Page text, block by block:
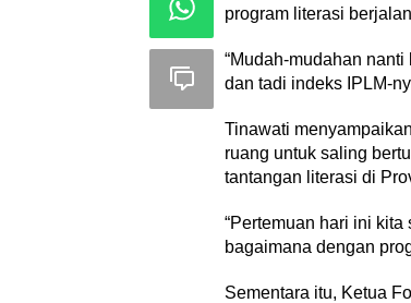
program literasi
“Mudah-mudahan
dan tadi indeks IPLM-
Tinawati
ruang untuk saling
tantangan literasi di
“Pertemuan hari ini
bagaimana dengan
Sementara itu, Ketua